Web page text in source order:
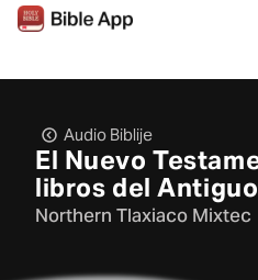
Audio Biblije
El Nuevo
libros del
Northern Tlaxiaco Mixtec